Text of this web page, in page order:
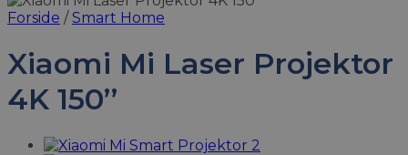
Forside / Smart Home
Xiaomi Mi Laser Projektor
4K 150’’